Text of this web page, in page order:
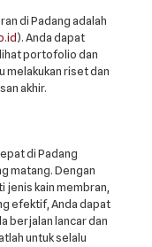
di Padang adalah
). Anda dapat
portofolio dan
melakukan riset dan
akhir.
di Padang
matang. Dengan
kain membran,
efektif, Anda dapat
berjalan lancar dan
untuk selalu